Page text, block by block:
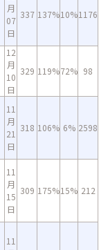
月
07
日
337 137%10%1176
12
月
10
日
329 119%72% 98
11
月
21
日
318 106% 6% 2598
11
月
15
日
309 175%15% 212
11